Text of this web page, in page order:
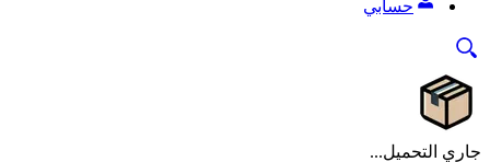
حسابي
جاري التحميل...